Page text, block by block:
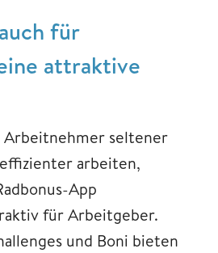
für
attraktive
seltener
arbeiten,
App
für Arbeitgeber.
und Boni bieten